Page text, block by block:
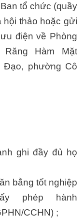
tổ chức (quầy
hội thảo hoặc gửi
điện về Phòng
Hàm Mặt
Đạo, phường Cô
ghi đầy đủ họ
bằng tốt nghiệp
phép hành
CCHN) ;